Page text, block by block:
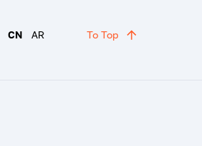
CN AR To Top